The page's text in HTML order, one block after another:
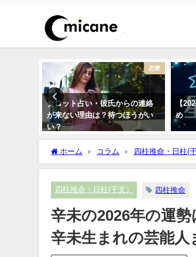
恋愛
タロット占い・彼氏からの連絡
が来ない理由は？待つほうがい
い？
【
め
ホーム コラム 四柱推命・日柱(干
で完全紹介！
四柱推命・日柱(干支） 四柱推命
辛未の2026年の運
辛未生まれの芸能人